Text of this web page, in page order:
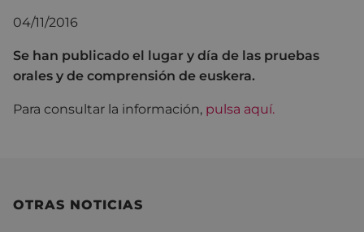
04/11/2016
Se han publicado el lugar y día de las pruebas
orales y de comprensión de euskera.
Para consultar la información, pulsa aquí.
OTRAS NOTICIAS